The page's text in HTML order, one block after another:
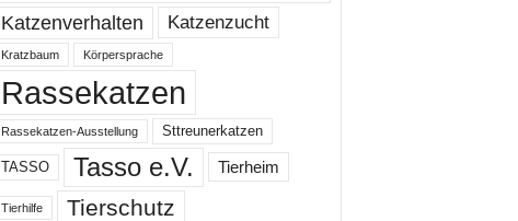
Katzenverhalten Katzenzucht
Kratzbaum Körpersprache
Rassekatzen
Rassekatzen-Ausstellung Sttreunerkatzen
TASSO Tasso e.V. Tierheim
Tierhilfe Tierschutz